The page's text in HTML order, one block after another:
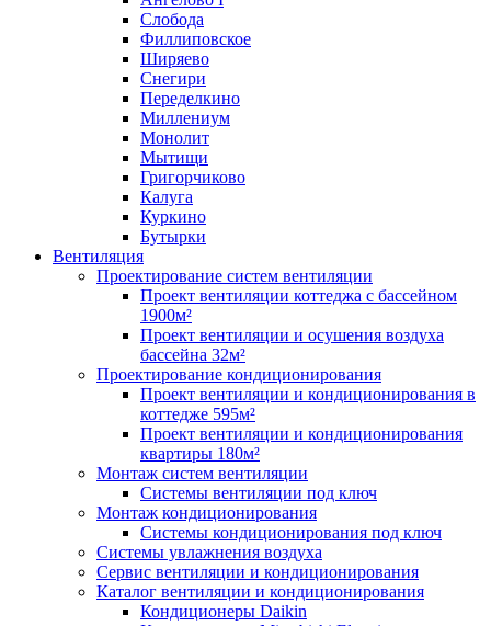
Слобода
Филлиповское
Ширяево
Снегири
Переделкино
Миллениум
Монолит
Мытищи
Григорчиково
Калуга
Куркино
Бутырки
Вентиляция
Проектирование систем вентиляции
Проект вентиляции коттеджа с бассейном
1900м²
Проект вентиляции и осушения воздуха
бассейна 32м²
Проектирование кондиционирования
Проект вентиляции и кондиционирования в
коттедже 595м²
Проект вентиляции и кондиционирования
квартиры 180м²
Монтаж систем вентиляции
Системы вентиляции под ключ
Монтаж кондиционирования
Системы кондиционирования под ключ
Системы увлажнения воздуха
Сервис вентиляции и кондиционирования
Каталог вентиляции и кондиционирования
Кондиционеры Daikin